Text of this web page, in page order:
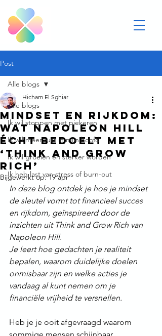
Post
Alle blogs
Ik wil stoppen met piekeren
Ik wil meer rust in mijn hoofd
Ik wil groeien en sterker worden
Ik heb last van stress of burn-out
Alle blogs
Mindset en rijkdom:
wat Napoleon Hill
écht bedoelt met
‘Think and Grow
Rich’
Hicham El Sghiar
Bijgewerkt op:19 apr
In deze blog ontdek je hoe je mindset
de sleutel vormt tot financieel succes
en rijkdom, geïnspireerd door de
inzichten uit Think and Grow Rich van
Napoleon Hill.
Je leert hoe gedachten je realiteit
bepalen, waarom duidelijke doelen
onmisbaar zijn en welke acties je
vandaag al kunt nemen om je
financiële vrijheid te versnellen.
Heb je je ooit afgevraagd waarom